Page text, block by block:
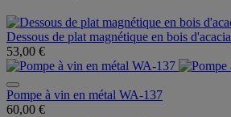
Dessous de plat magnétique en bois d'acacia
53,00 €
Pompe à vin en métal WA-137
60,00 €